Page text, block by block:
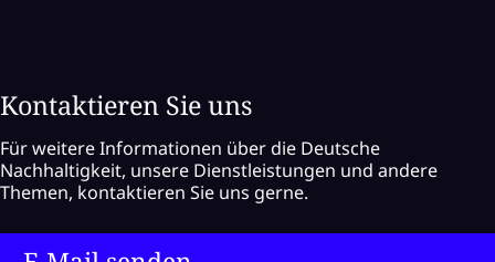
Kontaktieren Sie uns
Für weitere Informationen über die Deutsche
Nachhaltigkeit, unsere Dienstleistungen und andere
Themen, kontaktieren Sie uns gerne.